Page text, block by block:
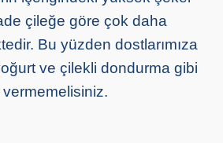
çileğe göre çok daha
Bu yüzden dostlarımıza
ve çilekli dondurma gibi